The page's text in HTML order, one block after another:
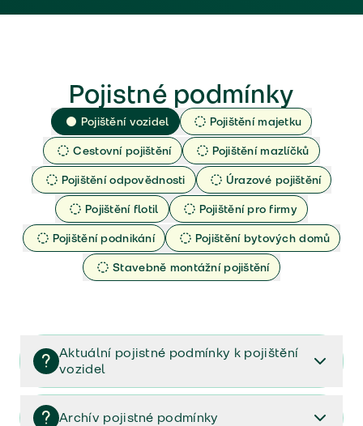
Pojistné podmínky
Pojištění vozidel
Pojištění majetku
Cestovní pojištění
Pojištění mazlíčků
Pojištění odpovědnosti
Úrazové pojištění
Pojištění flotil
Pojištění pro firmy
Pojištění podnikání
Pojištění bytových domů
Stavebně montážní pojištění
Aktuální pojistné podmínky k pojištění
vozidel
Pojištění vozidel/Pojistné podmínky a vše důležité ke
smlouvě (PDF)
Archív pojistné podmínky